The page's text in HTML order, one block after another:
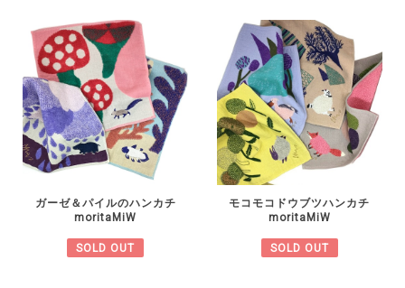
ガーゼ＆パイルのハンカチ
moritaMiW
SOLD OUT
モコモコドウブツハンカチ
moritaMiW
SOLD OUT